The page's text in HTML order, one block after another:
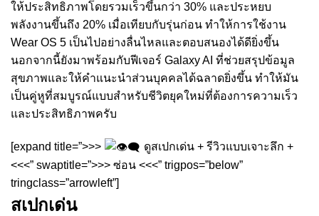
ให้ประสิทธิภาพโดยรวมเร็วขึ้นกว่า 30% และประหยบ
พลังงานขึ้นถึง 20% เมื่อเทียบกับรุ่นก่อน ทำให้การใช้งาน
Wear OS 5 เป็นไปอย่างลื่นไหลและตอบสนองได้ดียิ่งขึ้น
นอกจากนี้ยังมาพร้อมกับฟีเจอร์ Galaxy AI ที่ช่วยสรุปข้อมูล
สุขภาพและให้คำแนะนำส่วนบุคคลได้ฉลาดยิ่งขึ้น ทำให้มัน
เป็นคู่หูที่สมบูรณ์แบบสำหรับชีวิตยุคใหม่ที่ต้องการความเร็ว
และประสิทธิภาพครับ
[expand title=”>>>
ดูสเปกเด่น + รีวิวแบบเจาะลึก +
<<<” swaptitle=”>>> ซ่อน <<<” trigpos=”below”
tringclass=”arrowleft”]
สเปกเด่น